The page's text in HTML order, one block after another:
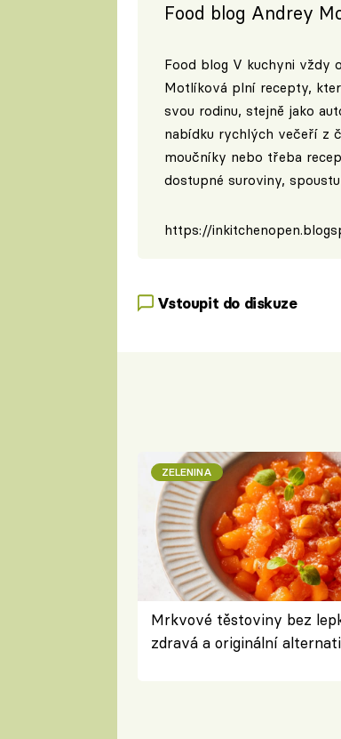
Food blog Andrey
Food blog V kuchyni vždy
Motlíková plní recepty,
svou rodinu, stejně jako
nabídku rychlých večeří z
moučníky nebo třeba
dostupné suroviny,
https://
Vstoupit do diskuze
ZELENINA
Mrkvové těstoviny bez
zdravá a originální